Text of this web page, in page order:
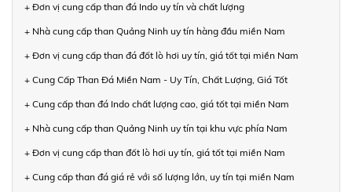
+ Đơn vị cung cấp than đá Indo uy tín và chất lượng
+ Nhà cung cấp than Quảng Ninh uy tín hàng đầu miền Nam
+ Đơn vị cung cấp than đá đốt lò hơi uy tín, giá tốt tại miền Nam
+ Cung Cấp Than Đá Miền Nam - Uy Tín, Chất Lượng, Giá Tốt
+ Cung cấp than đá Indo chất lượng cao, giá tốt tại miền Nam
+ Nhà cung cấp than Quảng Ninh uy tín tại khu vực phía Nam
+ Đơn vị cung cấp than đốt lò hơi uy tín, giá tốt tại miền Nam
+ Cung cấp than đá giá rẻ với số lượng lớn, uy tín tại miền Nam